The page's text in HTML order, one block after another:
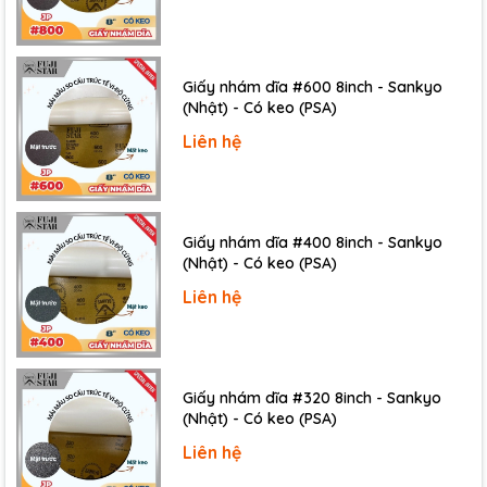
- Ngành soi cấu trúc tế vi: dùng trong máy mài mẫu tự
động
Giấy nhám dĩa #600 8inch - Sankyo
(Nhật) - Có keo (PSA)
Liên hệ
Giấy nhám dĩa #400 8inch - Sankyo
(Nhật) - Có keo (PSA)
Liên hệ
Giấy nhám dĩa #320 8inch - Sankyo
(Nhật) - Có keo (PSA)
Liên hệ